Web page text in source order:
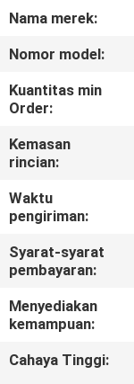
PABRIK
KONTROL
KUALITAS
HUBUNGI
KAMI
BERITA
KASUS
SITEMAP
Nama merek:
Nomor model:
Kuantitas min
Order:
Kemasan
rincian:
Waktu
pengiriman:
Syarat-syarat
pembayaran:
Menyediakan
kemampuan:
Cahaya Tinggi: